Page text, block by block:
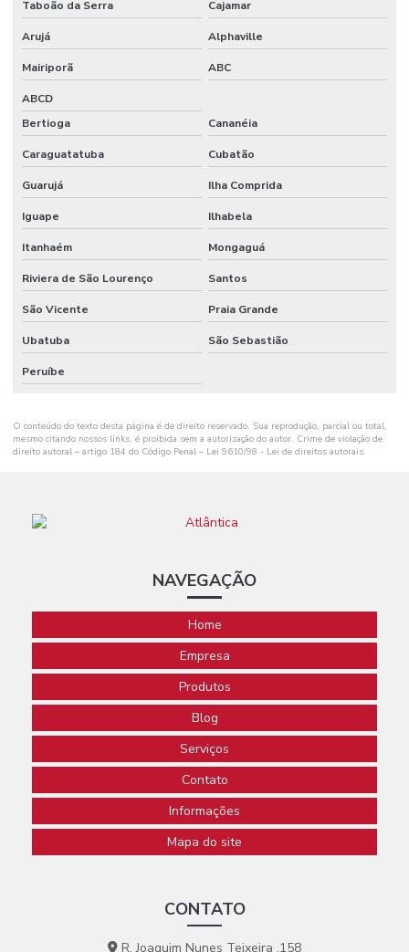
Taboão da Serra Cajamar
Arujá Alphaville
Mairiporã ABC
ABCD
Bertioga
Cananéia
Caraguatatuba Cubatão
Guarujá Ilha Comprida
Iguape Ilhabela
Itanhaém Mongaguá
Riviera de São Lourenço Santos
São Vicente Praia Grande
Ubatuba São Sebastião
Peruíbe
O conteúdo do texto desta página é de direito reservado. Sua reprodução, parcial ou total,
mesmo citando nossos links, é proibida sem a autorização do autor. Crime de violação de
direito autoral – artigo 184 do Código Penal – Lei 9610/98 - Lei de direitos autorais.
NAVEGAÇÃO
Home
Empresa
Produtos
Blog
Serviços
Contato
Informações
Mapa do site
CONTATO
R. Joaquim Nunes Teixeira ,158